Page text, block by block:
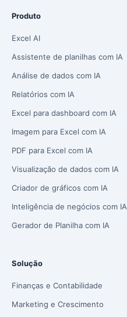
Produto
Excel AI
Assistente de planilhas com IA
Análise de dados com IA
Relatórios com IA
Excel para dashboard com IA
Imagem para Excel com IA
PDF para Excel com IA
Visualização de dados com IA
Criador de gráficos com IA
Inteligência de negócios com IA
Gerador de Planilha com IA
Solução
Finanças e Contabilidade
Marketing e Crescimento